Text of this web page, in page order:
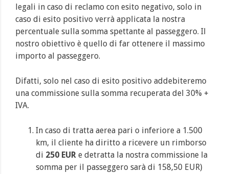
legali in caso di reclamo con esito negativo, solo in
caso di esito positivo verrà applicata la nostra
percentuale sulla somma spettante al passeggero. Il
nostro obiettivo è quello di far ottenere il massimo
importo al passeggero.
Difatti, solo nel caso di esito positivo addebiteremo
una commissione sulla somma recuperata del 30% +
IVA.
In caso di tratta aerea pari o inferiore a 1.500
km, il cliente ha diritto a ricevere un rimborso
di 250 EUR e detratta la nostra commissione la
somma per il passeggero sarà di 158,50 EUR)